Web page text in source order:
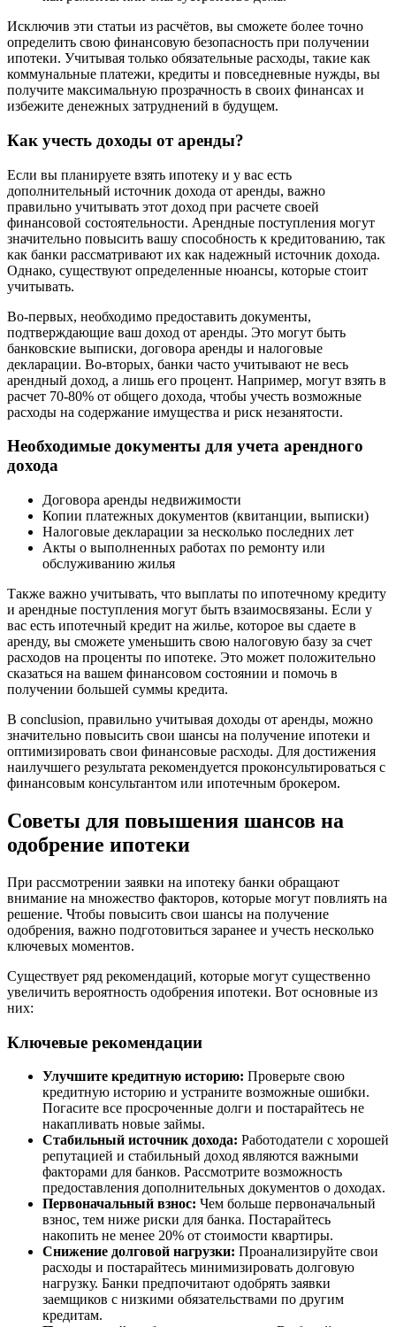
Исключив эти статьи из расчётов, вы сможете более точно
определить свою финансовую безопасность при получении
ипотеки. Учитывая только обязательные расходы, такие как
коммунальные платежи, кредиты и повседневные нужды, вы
получите максимальную прозрачность в своих финансах и
избежите денежных затруднений в будущем.
Как учесть доходы от аренды?
Если вы планируете взять ипотеку и у вас есть
дополнительный источник дохода от аренды, важно
правильно учитывать этот доход при расчете своей
финансовой состоятельности. Арендные поступления могут
значительно повысить вашу способность к кредитованию, так
как банки рассматривают их как надежный источник дохода.
Однако, существуют определенные нюансы, которые стоит
учитывать.
Во-первых, необходимо предоставить документы,
подтверждающие ваш доход от аренды. Это могут быть
банковские выписки, договора аренды и налоговые
декларации. Во-вторых, банки часто учитывают не весь
арендный доход, а лишь его процент. Например, могут взять в
расчет 70-80% от общего дохода, чтобы учесть возможные
расходы на содержание имущества и риск незанятости.
Необходимые документы для учета арендного
дохода
Договора аренды недвижимости
Копии платежных документов (квитанции, выписки)
Налоговые декларации за несколько последних лет
Акты о выполненных работах по ремонту или
обслуживанию жилья
Также важно учитывать, что выплаты по ипотечному кредиту
и арендные поступления могут быть взаимосвязаны. Если у
вас есть ипотечный кредит на жилье, которое вы сдаете в
аренду, вы сможете уменьшить свою налоговую базу за счет
расходов на проценты по ипотеке. Это может положительно
сказаться на вашем финансовом состоянии и помочь в
получении большей суммы кредита.
В conclusion, правильно учитывая доходы от аренды, можно
значительно повысить свои шансы на получение ипотеки и
оптимизировать свои финансовые расходы. Для достижения
наилучшего результата рекомендуется проконсультироваться с
финансовым консультантом или ипотечным брокером.
Советы для повышения шансов на
одобрение ипотеки
При рассмотрении заявки на ипотеку банки обращают
внимание на множество факторов, которые могут повлиять на
решение. Чтобы повысить свои шансы на получение
одобрения, важно подготовиться заранее и учесть несколько
ключевых моментов.
Существует ряд рекомендаций, которые могут существенно
увеличить вероятность одобрения ипотеки. Вот основные из
них:
Ключевые рекомендации
Улучшите кредитную историю: Проверьте свою
кредитную историю и устраните возможные ошибки.
Погасите все просроченные долги и постарайтесь не
накапливать новые займы.
Стабильный источник дохода: Работодатели с хорошей
репутацией и стабильный доход являются важными
факторами для банков. Рассмотрите возможность
предоставления дополнительных документов о доходах.
Первоначальный взнос: Чем больше первоначальный
взнос, тем ниже риски для банка. Постарайтесь
накопить не менее 20% от стоимости квартиры.
Снижение долговой нагрузки: Проанализируйте свои
расходы и постарайтесь минимизировать долговую
нагрузку. Банки предпочитают одобрять заявки
заемщиков с низкими обязательствами по другим
кредитам.